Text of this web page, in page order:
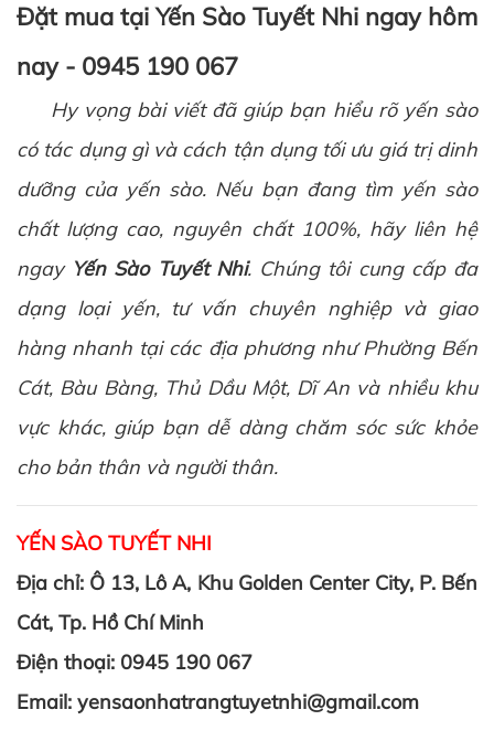
Đặt mua tại Yến Sào Tuyết Nhi ngay hôm
nay - 0945 190 067
Hy vọng bài viết đã giúp bạn hiểu rõ yến sào
có tác dụng gì và cách tận dụng tối ưu giá trị dinh
dưỡng của yến sào. Nếu bạn đang tìm yến sào
chất lượng cao, nguyên chất 100%, hãy liên hệ
ngay Yến Sào Tuyết Nhi. Chúng tôi cung cấp đa
dạng loại yến, tư vấn chuyên nghiệp và giao
hàng nhanh tại các địa phương như Phường Bến
Cát, Bàu Bàng, Thủ Dầu Một, Dĩ An và nhiều khu
vực khác, giúp bạn dễ dàng chăm sóc sức khỏe
cho bản thân và người thân.
YẾN SÀO TUYẾT NHI
Địa chỉ: Ô 13, Lô A, Khu Golden Center City, P. Bến
Cát, Tp. Hồ Chí Minh
Điện thoại: 0945 190 067
Email: yensaonhatrangtuyetnhi@gmail.com